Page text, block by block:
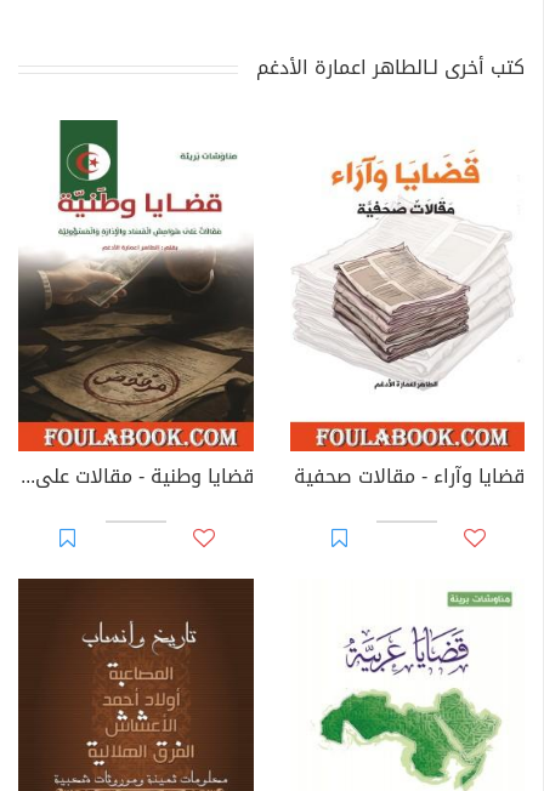
كتب أخرى لـالطاهر اعمارة الأدغم
قضايا وآراء - مقالات صحفية قضايا وطنية - مقالات على هوامش الفساد والإدارة والمسؤولية